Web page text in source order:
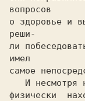
вопросов
о здоровье и
реши-
ли
имел
самое
И
физически